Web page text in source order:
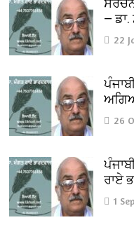
—
22
26
ਰਾਏ
1